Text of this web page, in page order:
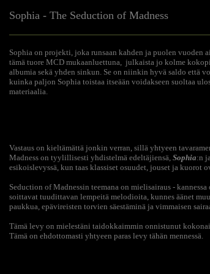
Sophia - The Seduction of Madness
Sophia on projekti, joka runsaan kahden ja puolen vuoden
tämä tuore MCD mukaanluettuna, julkaista jo kolme
albumia sekä yhden sinkun. Se on niinkin hyvä saldo että
kuinka paljon Sophia toistaa itseään voidakseen suoltaa
materiaalia.
Vastaus on kieltämättä jonkin verran, sillä yhtyeen
Madness on tyylillisesti yhdistelmä edeltäjiensä, Sophia:n
esikoislevyssä, kun taas klassiset osuudet, jouset ja kuorot
Seduction of Madnessin teemana on mielisairaus -
soittavat tuudittavan lempeitä melodioita, kunnes äänet
paukkua, epävireisten torvien säestäminä ja vimmaisen
Tämä levy on mielestäni taidokkaimmin onnistunut
Tämä on ehdottomasti yhtyeen paras levy tähän mennessä.